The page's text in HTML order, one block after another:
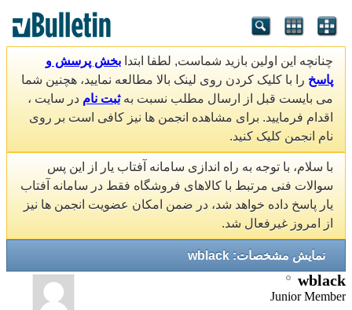
چنانچه این اولین بازید شماست, لطفا ابتدا بخش پرسش و
پاسخ را با کلیک کردن روی لینک بالا مطالعه نمایید، هچنین شما
می بایست قبل از ارسال مطلب نسبت بهثبت نام در سایت ،
اقدام فرمایید. برای مشاهده انجمن ها نیز کافی است بر روی
نام انجمن کلیک کنید.
با سلام، با توجه به راه اندازی سامانه آفتاب یار از این پس
سوالات فنی مرتبط با کالاهای فروشگاه فقط در سامانه آفتاب
یار پاسخ داده خواهد شد، در ضمن امکان عضویت انجمن ها نیز
از امروز غیرفعال شد.
نمایش مشخصات: wblack
wblack
Junior Member